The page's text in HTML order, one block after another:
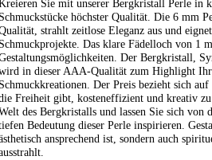
Sie mit unserer Bergkristall Perle in
höchster Qualität. Die 6 mm
strahlt zeitlose Eleganz aus und
Das klare Fädelloch von 1
Der Bergkristall,
in dieser AAA-Qualität zum Highlight
Der Preis bezieht sich
Freiheit gibt, kosteneffizient und kreativ
des Bergkristalls und lassen Sie sich von
Bedeutung dieser Perle inspirieren.
ansprechend ist, sondern auch